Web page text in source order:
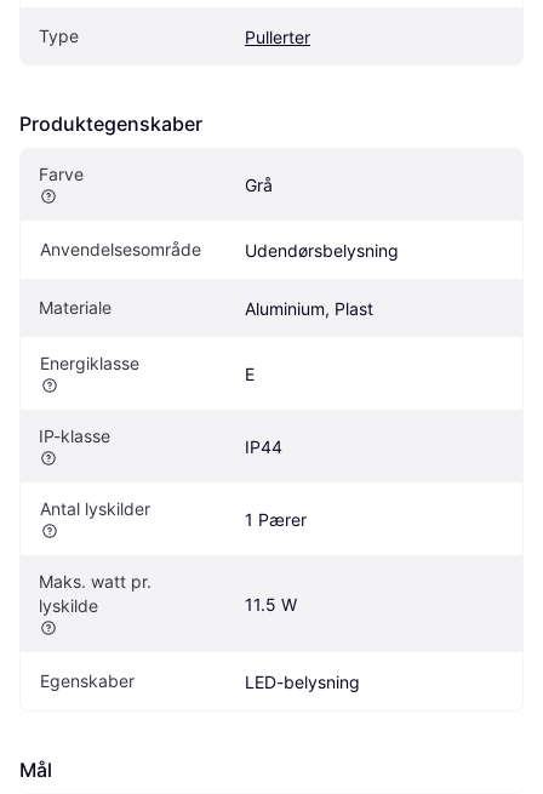
Type Pullerter
Produktegenskaber
Farve
Grå
Anvendelsesområde Udendørsbelysning
Materiale Aluminium, Plast
Energiklasse
E
IP-klasse
IP44
Antal lyskilder
1 Pærer
Maks. watt pr.
lyskilde
11.5 W
Egenskaber LED-belysning
Mål